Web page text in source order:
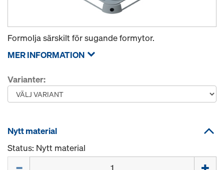
Formolja särskilt för sugande formytor.
MER INFORMATION
Varianter:
Nytt material
Status: Nytt material